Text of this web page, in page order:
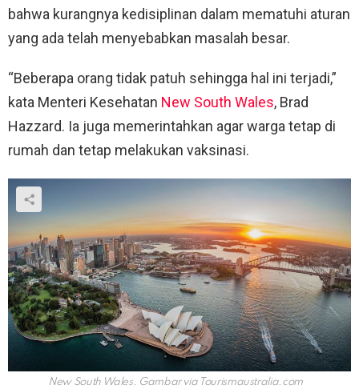
bahwa kurangnya kedisiplinan dalam mematuhi aturan
yang ada telah menyebabkan masalah besar.
“Beberapa orang tidak patuh sehingga hal ini terjadi,”
kata Menteri Kesehatan New South Wales, Brad
Hazzard. Ia juga memerintahkan agar warga tetap di
rumah dan tetap melakukan vaksinasi.
New South Wales. Gambar via Tourismaustralia.com